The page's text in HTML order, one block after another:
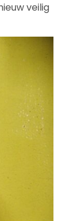
veilig